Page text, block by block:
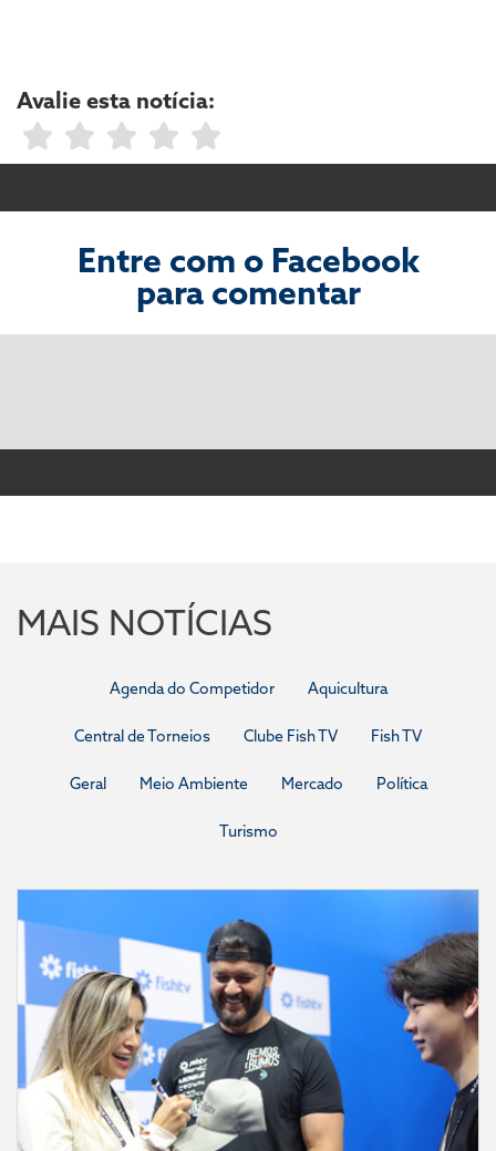
Avalie esta notícia:
Entre com o Facebook
para comentar
MAIS NOTÍCIAS
Agenda do Competidor Aquicultura
Central de Torneios Clube Fish TV Fish TV
Geral Meio Ambiente Mercado Política
Turismo